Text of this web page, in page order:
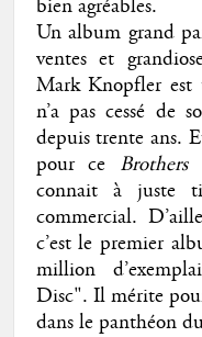
bien agréables.
Un album grand
ventes et
Mark Knopfler est
n’a pas cessé de
depuis trente ans.
pour ce
connait à juste
commercial.
c’est le premier
million
Disc". Il mérite
dans le panthéon